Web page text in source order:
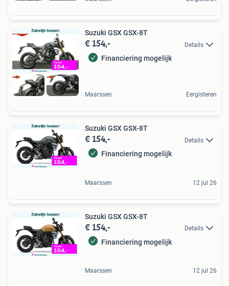
Suzuki GSX GSX-8T
€ 154,- Details
Financiering mogelijk
Maarssen Eergisteren
Suzuki GSX GSX-8T
€ 154,- Details
Financiering mogelijk
Maarssen 12 jul 26
Suzuki GSX GSX-8T
€ 154,- Details
Financiering mogelijk
Maarssen 12 jul 26